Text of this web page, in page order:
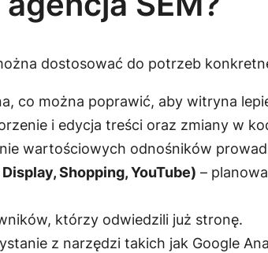
dostosować do potrzeb
co można poprawić, aby witryna
i edycja treści oraz zmiany w
wartościowych odnośników
Shopping, YouTube) –
którzy odwiedzili już stronę.
z narzędzi takich jak Google